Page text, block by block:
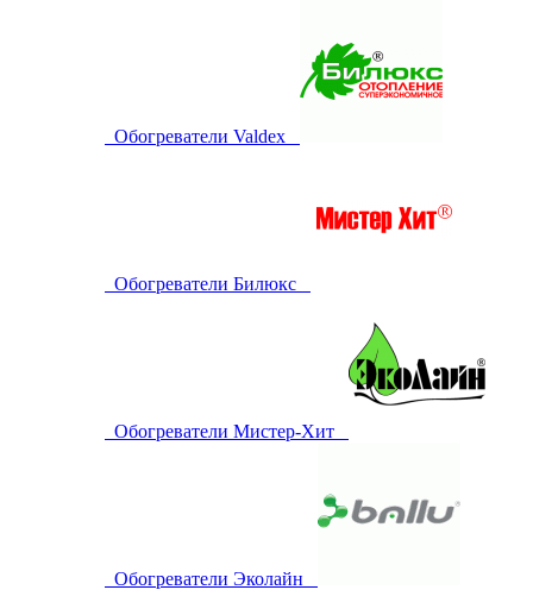
Обогреватели Valdex
Обогреватели Билюкс
Обогреватели Мистер-Хит
Обогреватели Эколайн